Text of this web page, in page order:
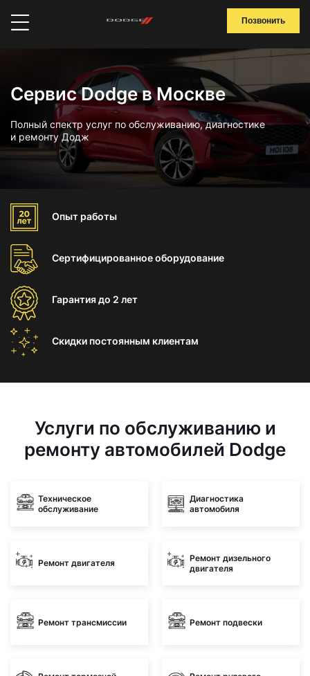
Позвонить
Сервис Dodge в Москве
Полный спектр услуг по обслуживанию, диагностике
и ремонту Додж
Опыт работы
Сертифицированноеоборудование
Гарантиядо 2 лет
Скидки постоянным клиентам
Услуги по обслуживанию и
ремонту автомобилей Dodge
Техническое
обслуживание
Диагностика
автомобиля
Ремонт двигателя
Ремонт дизельного
двигателя
Ремонт трансмиссии Ремонт подвески